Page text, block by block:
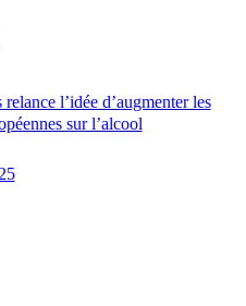
l’idée d’augmenter les
sur l’alcool